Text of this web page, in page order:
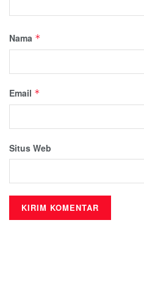
Nama *
Email *
Situs Web